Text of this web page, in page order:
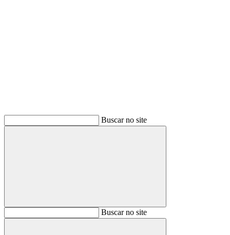
Buscar no site
BuscarBuscar no site